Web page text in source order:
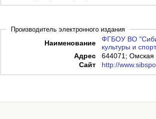
Производитель электронного издания
Наименование
ФГБОУ ВО
культуры и
Адрес
644071; Омская
Сайт
http://